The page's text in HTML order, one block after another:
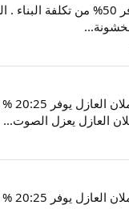
معلومات هامة عن الطابوق الابيض : الطابوق الابيض يعزل 99% من الحرارة مما يعطي وفر
هل تعلم ان طابوق
هل تعلم ان طابوق